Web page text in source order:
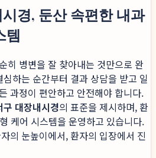
경, 둔산 속편한 내과
템
히 병변을 잘 찾아내는 것만으로 완
하는 순간부터 결과 상담을 받고 일
과정이 편안하고 안전해야 합니다.
구 대장내시경의 표준을 제시하며, 환
케어 시스템을 운영하고 있습니다.
의 눈높이에서, 환자의 입장에서 진